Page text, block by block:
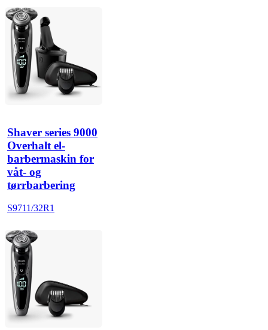
Shaver series 9000
Overhalt el-
barbermaskin for
våt- og
tørrbarbering
S9711/32R1